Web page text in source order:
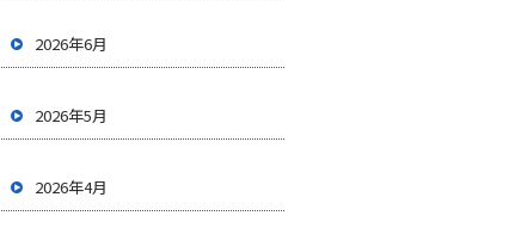
2026年6月
2026年5月
2026年4月